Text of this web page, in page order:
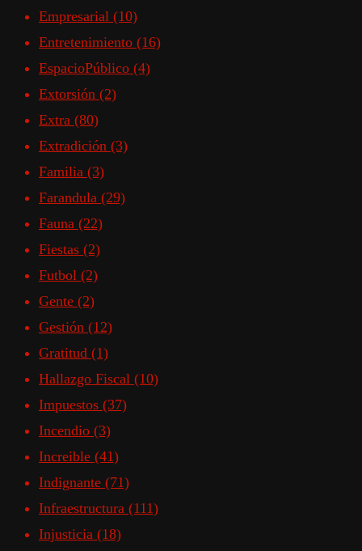
Empresarial (10)
Entretenimiento (16)
EspacioPúblico (4)
Extorsión (2)
Extra (80)
Extradición (3)
Familia (3)
Farandula (29)
Fauna (22)
Fiestas (2)
Futbol (2)
Gente (2)
Gestión (12)
Gratitud (1)
Hallazgo Fiscal (10)
Impuestos (37)
Incendio (3)
Increible (41)
Indignante (71)
Infraestructura (111)
Injusticia (18)